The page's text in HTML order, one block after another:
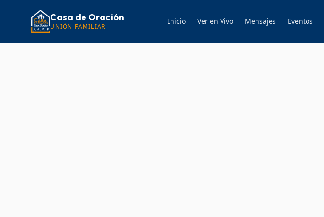
Casa de Oración
UNIÓN FAMILIAR
Inicio Ver en Vivo Mensajes Eventos